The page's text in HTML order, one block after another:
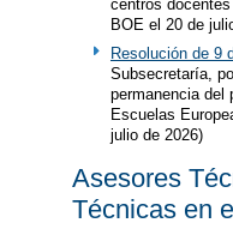
centros
BOE el 20 de
Resolución de 9
Subsecretaría,
permanencia del
Escuelas
julio de 2026)
Asesores
Técnicas en